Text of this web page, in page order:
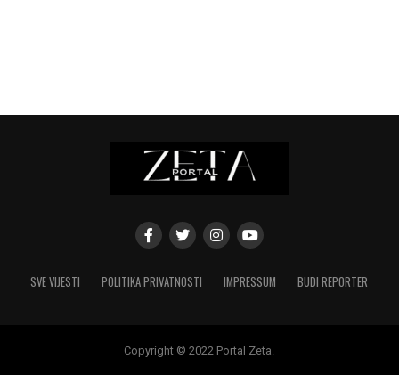
SVE VIJESTI POLITIKA PRIVATNOSTI IMPRESSUM BUDI REPORTER
Copyright © 2022 Portal Zeta.